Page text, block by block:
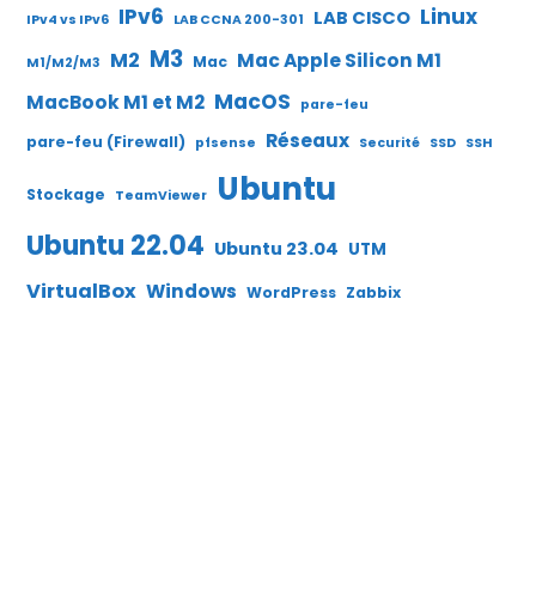
IPv4 vs IPv6 IPv6 LAB CCNA 200-301 LAB CISCO Linux
M1/M2/M3 M2 M3 Mac Mac Apple Silicon M1
MacBook M1 et M2 MacOS pare-feu
pare-feu (Firewall) pfsense Réseaux Securité SSD SSH
Stockage TeamViewer Ubuntu
Ubuntu 22.04 Ubuntu 23.04 UTM
VirtualBox Windows WordPress Zabbix